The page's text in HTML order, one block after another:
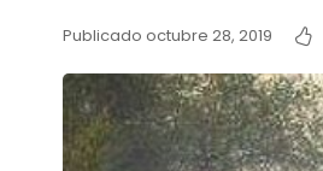
Publicado octubre 28, 2019